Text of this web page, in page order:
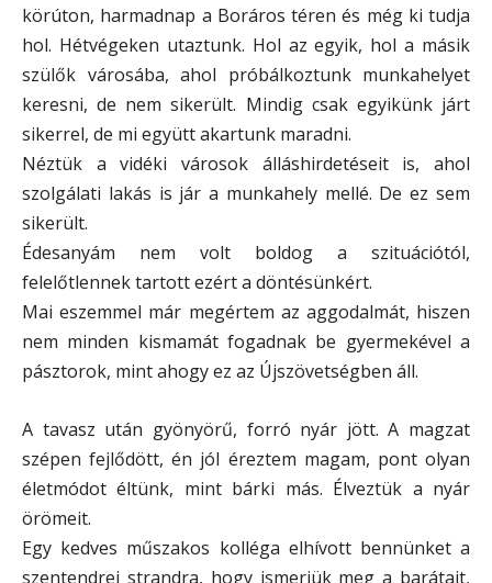
körúton, harmadnap a Boráros téren és még ki tudja
hol. Hétvégeken utaztunk. Hol az egyik, hol a másik
szülők városába, ahol próbálkoztunk munkahelyet
keresni, de nem sikerült. Mindig csak egyikünk járt
sikerrel, de mi együtt akartunk maradni.
Néztük a vidéki városok álláshirdetéseit is, ahol
szolgálati lakás is jár a munkahely mellé. De ez sem
sikerült.
Édesanyám nem volt boldog a szituációtól,
felelőtlennek tartott ezért a döntésünkért.
Mai eszemmel már megértem az aggodalmát, hiszen
nem minden kismamát fogadnak be gyermekével a
pásztorok, mint ahogy ez az Újszövetségben áll.
A tavasz után gyönyörű, forró nyár jött. A magzat
szépen fejlődött, én jól éreztem magam, pont olyan
életmódot éltünk, mint bárki más. Élveztük a nyár
örömeit.
Egy kedves műszakos kolléga elhívott bennünket a
szentendrei strandra, hogy ismerjük meg a barátait,